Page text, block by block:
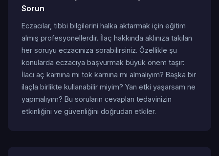
Sorun
Eczacılar, tıbbi bilgilerini halka aktarmak için eğitim
almış profesyonellerdir. İlaç hakkında aklınıza takılan
her soruyu eczacınıza sorabilirsiniz. Özellikle şu
konularda eczacıya başvurmak büyük önem taşır:
İlacı aç karnına mı tok karnına mı almalıyım? Başka bir
ilaçla birlikte kullanabilir miyim? Yan etki yaşarsam ne
yapmalıyım? Bu soruların cevapları tedavinizin
etkinliğini ve güvenliğini doğrudan etkiler.